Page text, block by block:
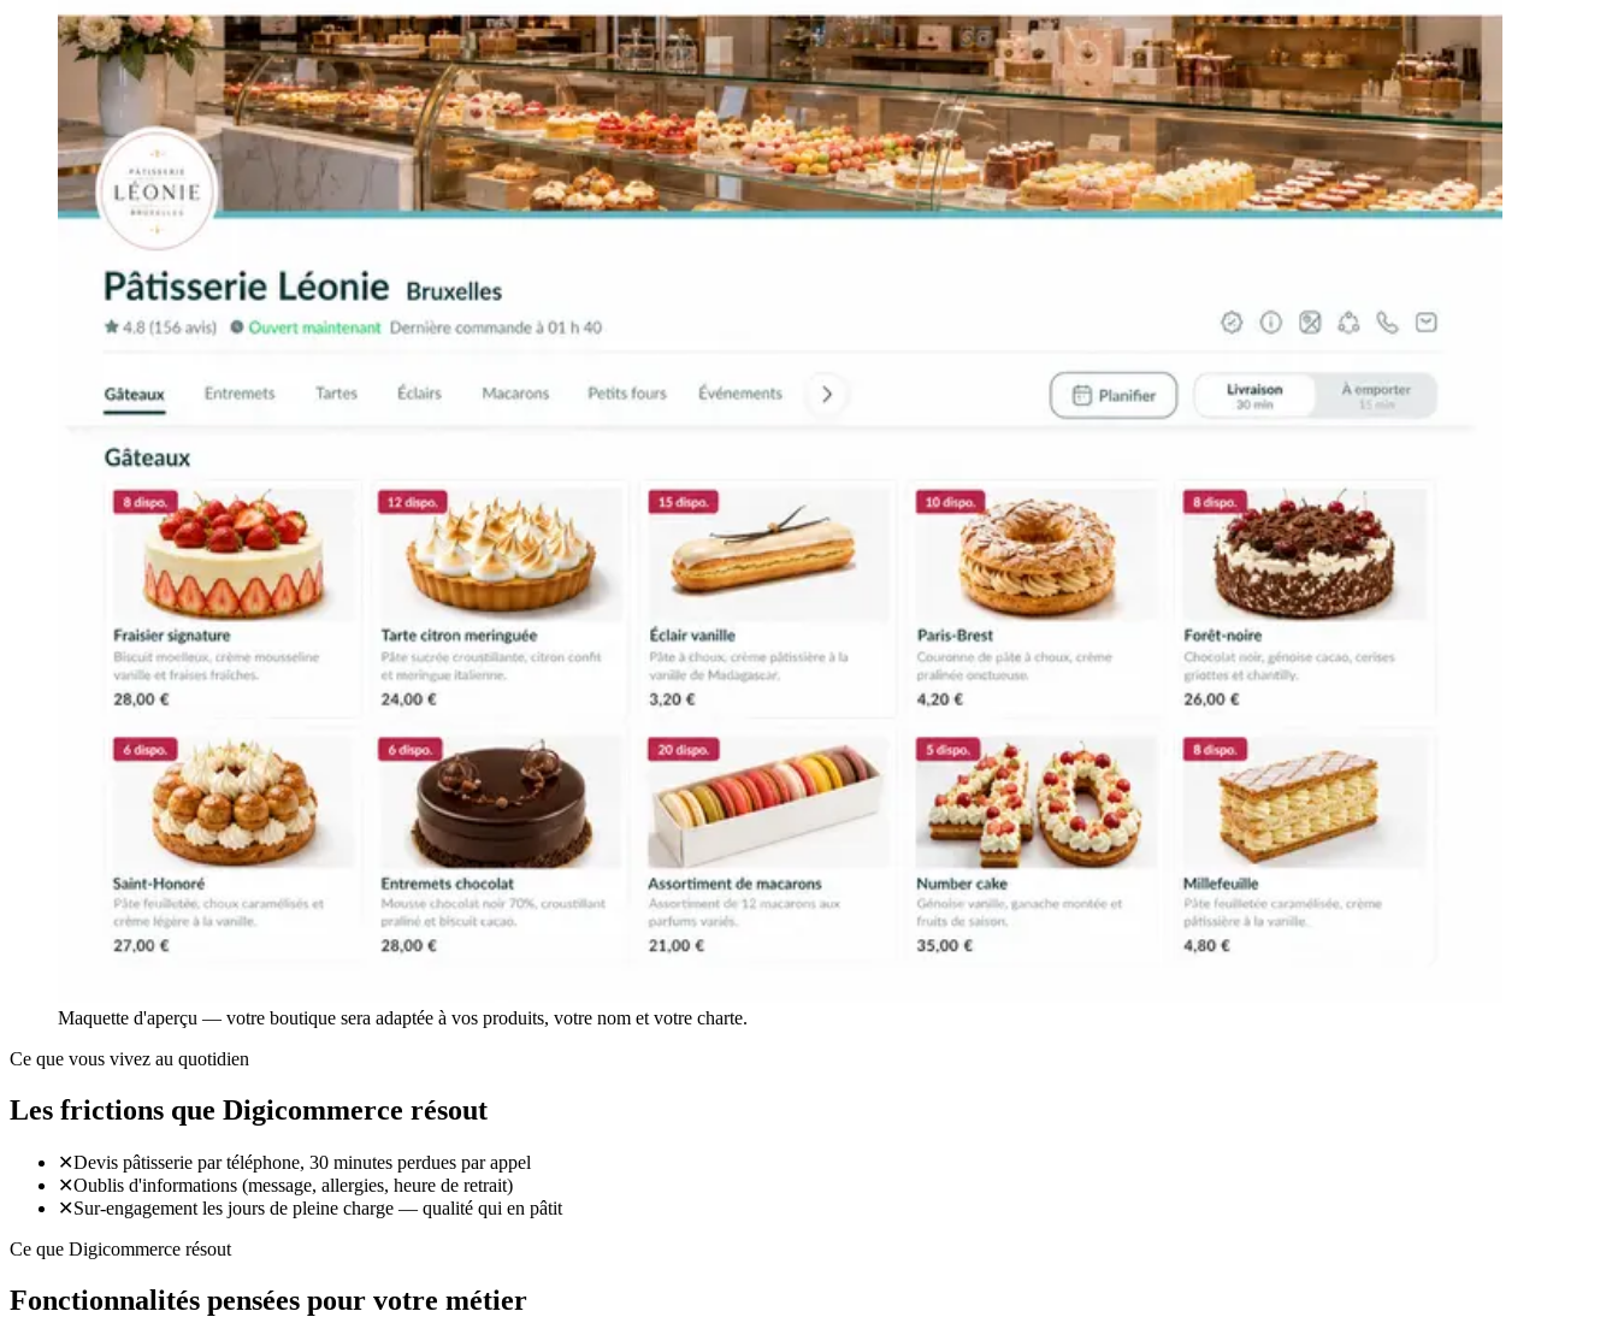
Maquette d'aperçu — votre boutique sera adaptée à vos produits, votre nom et votre charte.
Ce que vous vivez au quotidien
Les frictions que Digicommerce résout
✕Devis pâtisserie par téléphone, 30 minutes perdues par appel
✕Oublis d'informations (message, allergies, heure de retrait)
✕Sur-engagement les jours de pleine charge — qualité qui en pâtit
Ce que Digicommerce résout
Fonctionnalités pensées pour votre métier